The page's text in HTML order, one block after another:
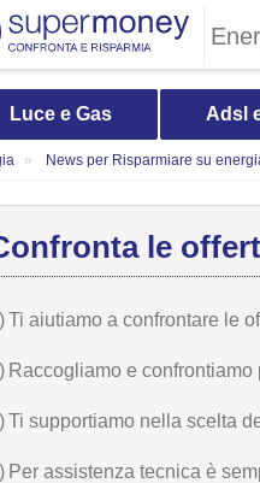
Luce e Gas Adsl
News per Risparmiare su
le
Ti aiutiamo a confrontare le
Raccogliamo e
Ti supportiamo nella scelta
Per assistenza tecnica è